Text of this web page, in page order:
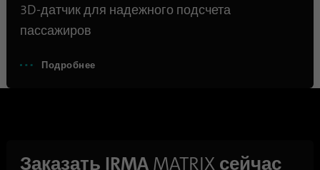
3D-датчик для надежного подсчета
пассажиров
Подробнее
Заказать IRMA MATRIXсейчас
обработки данных.